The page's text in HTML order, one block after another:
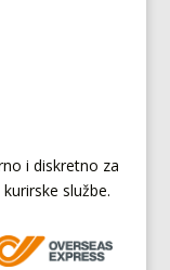
i diskretno za
službe.